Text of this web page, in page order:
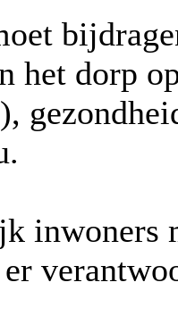
het dorp
inwoners